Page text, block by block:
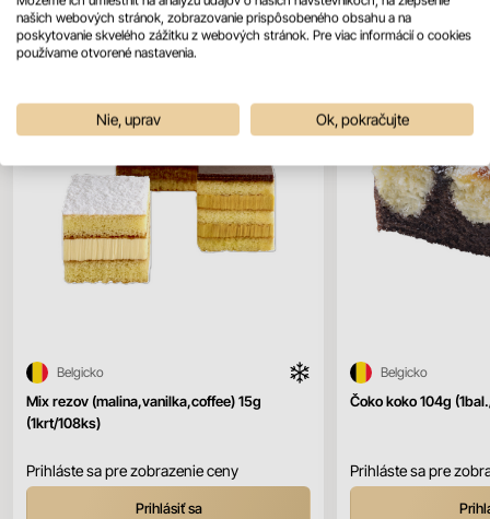
Mix rezov (malina,vanilka,coffee) 15g
(1krt/108ks)
Belgicko
Prihláste sa pre zobrazenie ceny
Prihlásiť sa
Čoko koko 104g
Belgicko
Prihláste sa pre
našich webových stránok, zobrazovanie prispôsobeného obsahu a na
poskytovanie skvelého zážitku z webových stránok. Pre viac informácií o cookies
používame otvorené nastavenia.
Nie, uprav Ok, pokračujte